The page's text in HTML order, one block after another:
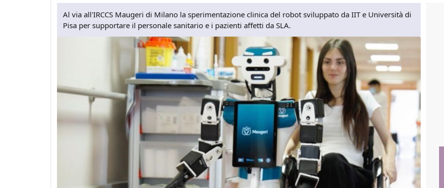
Al via all'IRCCS Maugeri di Milano la sperimentazione clinica del robot sviluppato da IIT e Università di
Pisa per supportare il personale sanitario e i pazienti affetti da SLA.